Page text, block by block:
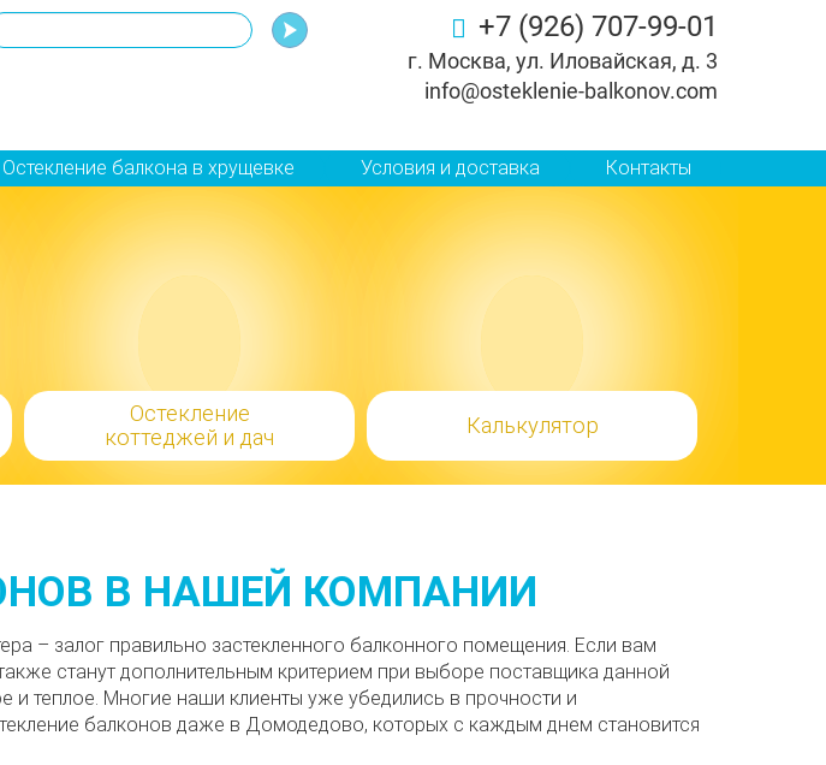
+7 (926) 707-99-01
г. Москва, ул. Иловайская, д. 3
info@osteklenie-balkonov.com
Остекление балкона в хрущевке Условия и доставка Контакты
Остекление
коттеджей и дач
Калькулятор
В НАШЕЙ КОМПАНИИ
– залог правильно застекленного балконного помещения. Если вам
станут дополнительным критерием при выборе поставщика данной
и теплое. Многие наши клиенты уже убедились в прочности и
балконов даже в Домодедово, которых с каждым днем становится